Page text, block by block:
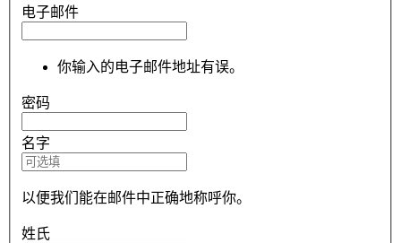
电子邮件
你输入的电子邮件地址有误。
密码
名字
以便我们能在邮件中正确地称呼你。
姓氏